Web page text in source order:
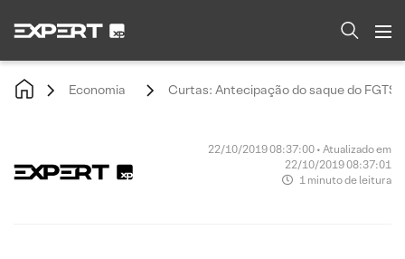
Economia Curtas: Antecipação do saque do FGTS
22/10/2019 08:37:00 • Atualizado em
22/10/2019 08:37:01
1 minuto de leitura